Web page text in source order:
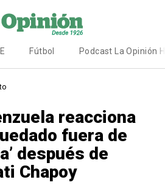
Fútbol Podcast La Opinión
reacciona
fuera de
después de
Chapoy